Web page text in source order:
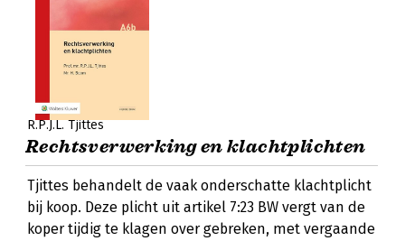
R.P.J.L. Tjittes
Rechtsverwerking en klachtplichten
Tjittes behandelt de vaak onderschatte klachtplicht
bij koop. Deze plicht uit artikel 7:23 BW vergt van de
koper tijdig te klagen over gebreken, met vergaande